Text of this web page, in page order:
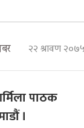
२२ श्रावण
पाठक
।